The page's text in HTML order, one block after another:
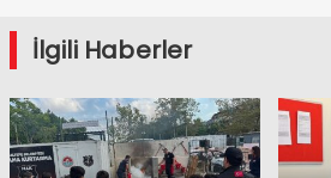
İlgili Haberler